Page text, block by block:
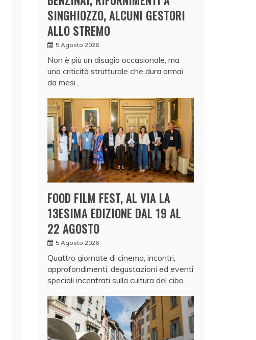
SINGHIOZZO, ALCUNI GESTORI
ALLO STREMO
5 Agosto 2026
Non è più un disagio occasionale, ma
una criticità strutturale che dura ormai
da mesi…
FOOD FILM FEST, AL VIA LA
13ESIMA EDIZIONE DAL 19 AL
22 AGOSTO
5 Agosto 2026
Quattro giornate di cinema, incontri,
approfondimenti, degustazioni ed eventi
speciali incentrati sulla cultura del cibo.…